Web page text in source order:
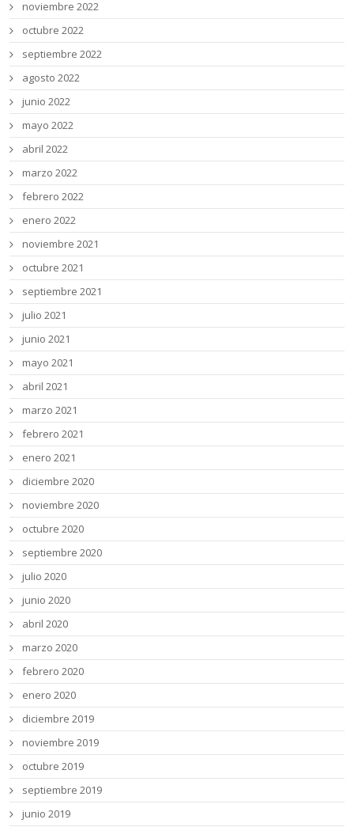
noviembre 2022
octubre 2022
septiembre 2022
agosto 2022
junio 2022
mayo 2022
abril 2022
marzo 2022
febrero 2022
enero 2022
noviembre 2021
octubre 2021
septiembre 2021
julio 2021
junio 2021
mayo 2021
abril 2021
marzo 2021
febrero 2021
enero 2021
diciembre 2020
noviembre 2020
octubre 2020
septiembre 2020
julio 2020
junio 2020
abril 2020
marzo 2020
febrero 2020
enero 2020
diciembre 2019
noviembre 2019
octubre 2019
septiembre 2019
junio 2019